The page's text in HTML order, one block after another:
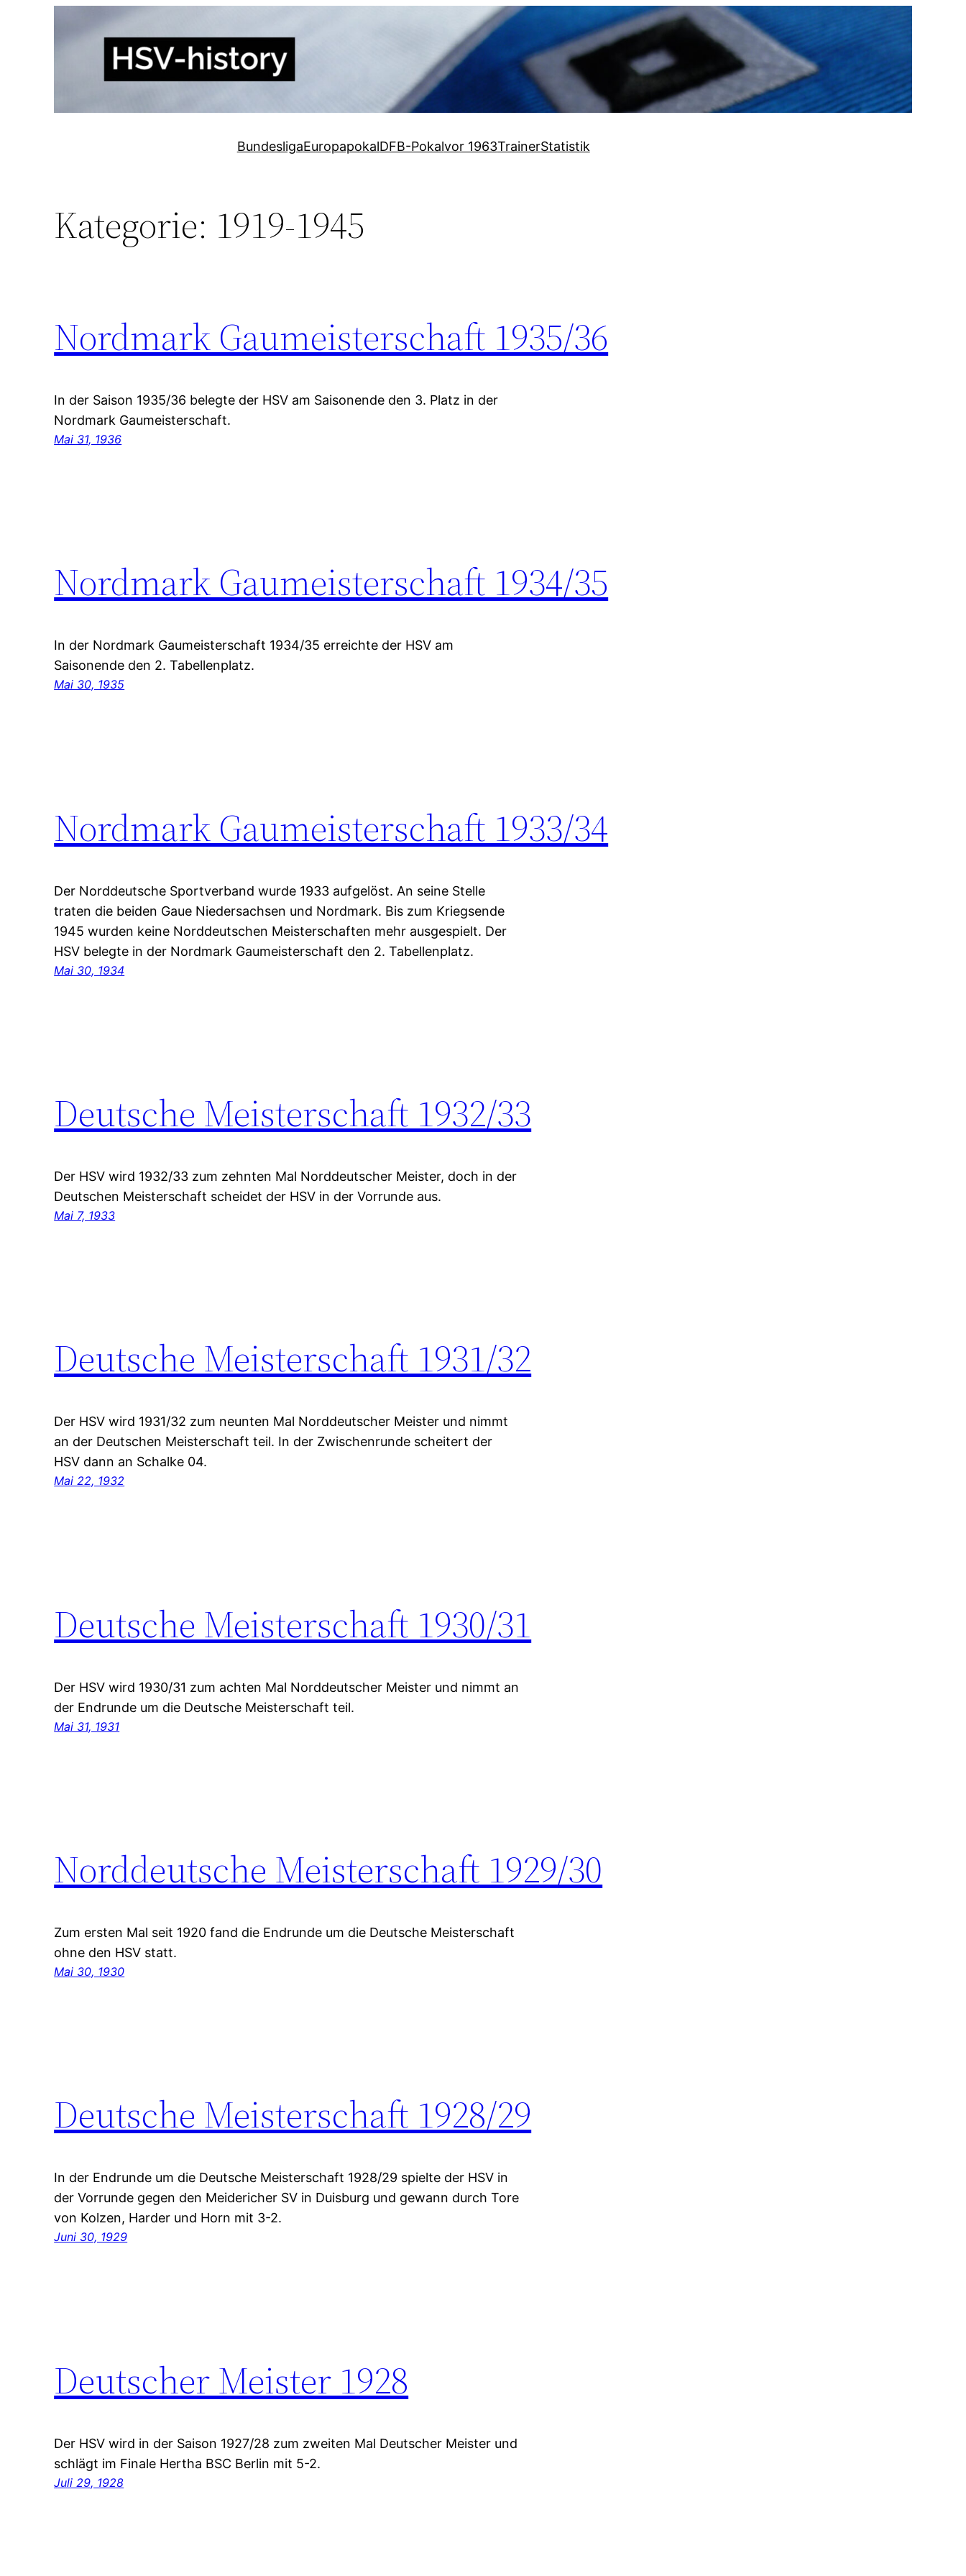
BundesligaEuropapokalDFB-Pokalvor 1963TrainerStatistik
Kategorie: 1919-1945
Nordmark Gaumeisterschaft 1935/36
In der Saison 1935/36 belegte der HSV am Saisonende den 3. Platz in der
Nordmark Gaumeisterschaft.
Mai 31, 1936
Nordmark Gaumeisterschaft 1934/35
In der Nordmark Gaumeisterschaft 1934/35 erreichte der HSV am
Saisonende den 2. Tabellenplatz.
Mai 30, 1935
Nordmark Gaumeisterschaft 1933/34
Der Norddeutsche Sportverband wurde 1933 aufgelöst. An seine Stelle
traten die beiden Gaue Niedersachsen und Nordmark. Bis zum Kriegsende
1945 wurden keine Norddeutschen Meisterschaften mehr ausgespielt. Der
HSV belegte in der Nordmark Gaumeisterschaft den 2. Tabellenplatz.
Mai 30, 1934
Deutsche Meisterschaft 1932/33
Der HSV wird 1932/33 zum zehnten Mal Norddeutscher Meister, doch in der
Deutschen Meisterschaft scheidet der HSV in der Vorrunde aus.
Mai 7, 1933
Deutsche Meisterschaft 1931/32
Der HSV wird 1931/32 zum neunten Mal Norddeutscher Meister und nimmt
an der Deutschen Meisterschaft teil. In der Zwischenrunde scheitert der
HSV dann an Schalke 04.
Mai 22, 1932
Deutsche Meisterschaft 1930/31
Der HSV wird 1930/31 zum achten Mal Norddeutscher Meister und nimmt an
der Endrunde um die Deutsche Meisterschaft teil.
Mai 31, 1931
Norddeutsche Meisterschaft 1929/30
Zum ersten Mal seit 1920 fand die Endrunde um die Deutsche Meisterschaft
ohne den HSV statt.
Mai 30, 1930
Deutsche Meisterschaft 1928/29
In der Endrunde um die Deutsche Meisterschaft 1928/29 spielte der HSV in
der Vorrunde gegen den Meidericher SV in Duisburg und gewann durch Tore
von Kolzen, Harder und Horn mit 3-2.
Juni 30, 1929
Deutscher Meister 1928
Der HSV wird in der Saison 1927/28 zum zweiten Mal Deutscher Meister und
schlägt im Finale Hertha BSC Berlin mit 5-2.
Juli 29, 1928